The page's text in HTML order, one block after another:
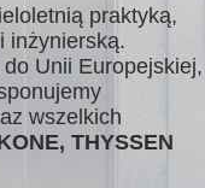
praktyką,
inżynierską.
Unii Europejskiej,
wszelkich
THYSSEN